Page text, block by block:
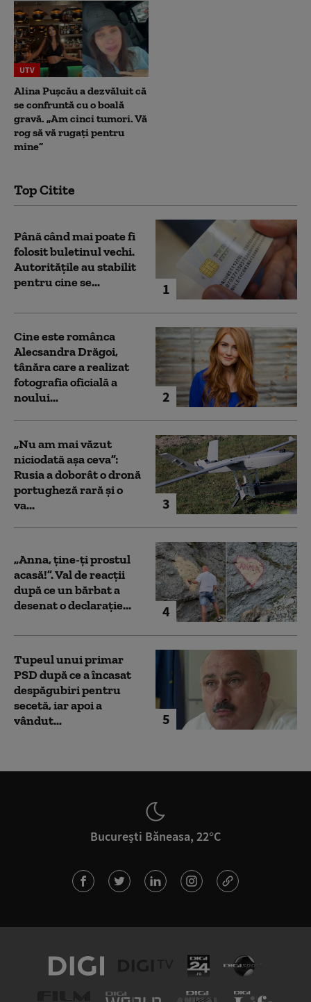
UTV
Alina Pușcău a dezvăluit că
se confruntă cu o boală
gravă. „Am cinci tumori. Vă
rog să vă rugați pentru
mine”
Top Citite
1
Până când mai poate fi
folosit buletinul vechi.
Autoritățile au stabilit
pentru cine se...
2
Cine este românca
Alecsandra Drăgoi,
tânăra care a realizat
fotografia oficială a
noului...
3
„Nu am mai văzut
niciodată așa ceva”:
Rusia a doborât o dronă
portugheză rară și o
va...
4
„Anna, ţine-ţi prostul
acasă!”. Val de reacții
după ce un bărbat a
desenat o declarație...
5
Tupeul unui primar
PSD după ce a încasat
despăgubiri pentru
secetă, iar apoi a
vândut...
București Băneasa, 22°C